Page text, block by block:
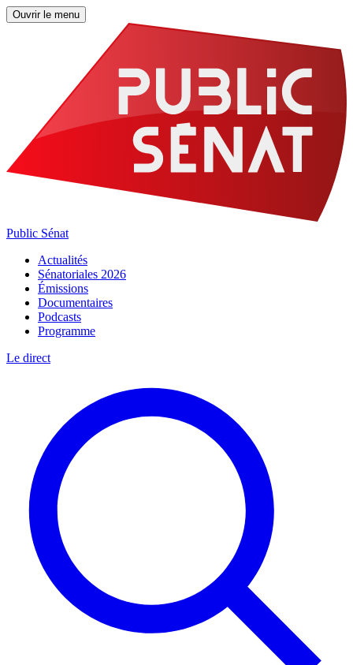
Ouvrir le menu
Public Sénat
Actualités
Sénatoriales 2026
Émissions
Documentaires
Podcasts
Programme
Le direct